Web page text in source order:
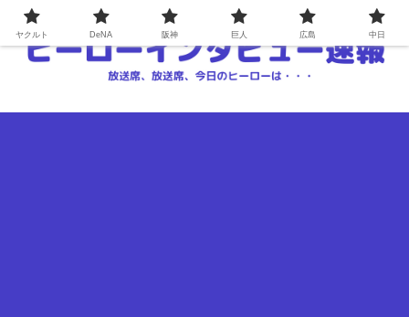
ヤクルト DeNA 阪神 巨人 広島 中日